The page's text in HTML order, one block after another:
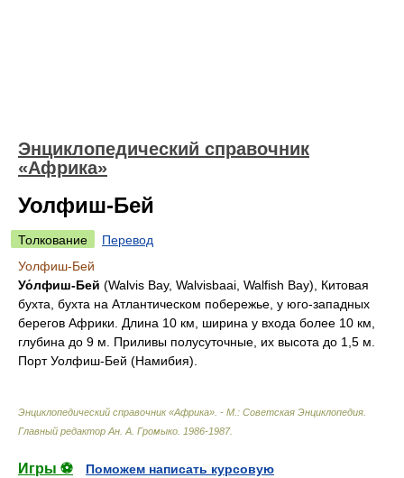
Энциклопедический справочник
«Африка»
Уолфиш-Бей
Толкование
Перевод
Уолфиш-Бей
Уо́лфиш-Бей (Walvis Bay, Walvisbaai, Walfish Bay), Китовая
бухта, бухта на Атлантическом побережье, у юго-западных
берегов Африки. Длина 10 км, ширина у входа более 10 км,
глубина до 9 м. Приливы полусуточные, их высота до 1,5 м.
Порт Уолфиш-Бей (Намибия).
Энциклопедический справочник «Африка». - М.: Советская Энциклопедия
Главный редактор Ан. А. Громыко 1986-1987.
Игры ⚽
Поможем написать курсовую